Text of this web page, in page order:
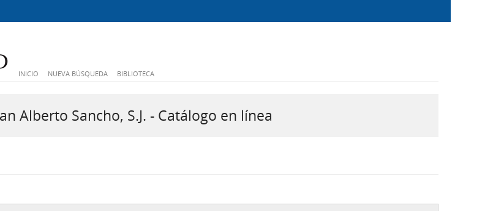
INICIO NUEVA BÚSQUEDA BIBLIOTECA
Alberto Sancho, S.J. - Catálogo en línea